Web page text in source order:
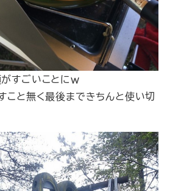
すごいことにｗ
こと無く最後まできちんと使い切